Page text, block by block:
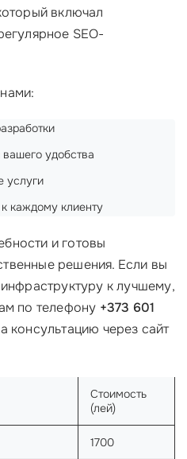
включал
SEO-
вашего удобства
услуги
каждому клиенту
и готовы
решения. Если вы
к лучшему,
по телефону +373 601
консультацию через сайт
Стоимость
(лей)
1700